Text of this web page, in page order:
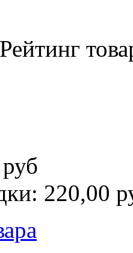
Рейтинг
220,00